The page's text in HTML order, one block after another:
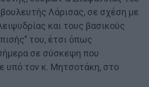
Λάρισας, σε σχέση με
και τους βασικούς
του, έτσι όπως
σε σύσκεψη που
υπό τον κ. Μητσοτάκη, στο